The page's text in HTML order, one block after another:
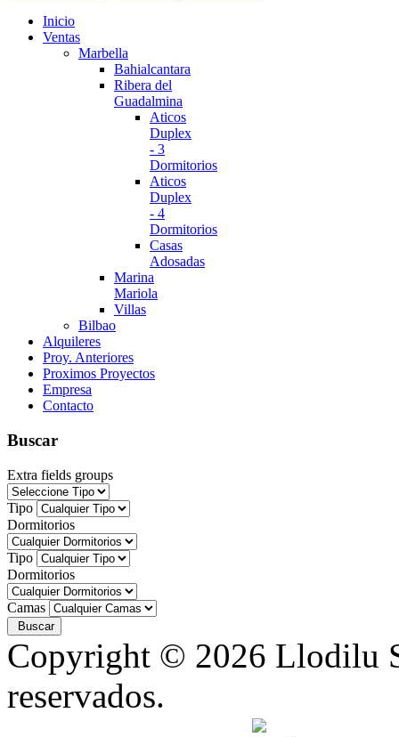
Inicio
Ventas
Marbella
Bahialcantara
Ribera del
Guadalmina
Aticos
Duplex
- 3
Dormitorios
Aticos
Duplex
- 4
Dormitorios
Casas
Adosadas
Marina
Mariola
Villas
Bilbao
Alquileres
Proy. Anteriores
Proximos Proyectos
Empresa
Contacto
Buscar
Extra fields groups
Tipo
Dormitorios
Tipo
Dormitorios
Camas
Copyright © 2026 Llodilu
reservados.